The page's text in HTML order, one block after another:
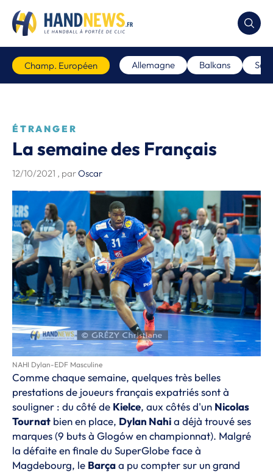
Champ. Européen Allemagne Balkans
ÉTRANGER
La semaine des Français
12/10/2021 , parOscar
NAHI Dylan-EDF Masculine
Comme chaque semaine, quelques très belles
prestations de joueurs français expatriés sont à
souligner : du côté de Kielce, aux côtés d'un Nicolas
Tournat bien en place, Dylan Nahia déjà trouvé ses
marques (9 buts à Glogów en championnat). Malgré
la défaite en finale du SuperGlobe face à
Magdebourg, le Barçaa pu compter sur un grand